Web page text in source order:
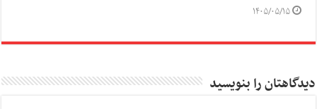
۱۴۰۵/۰۵/۱۵
دیدگاهتان را بنویسید